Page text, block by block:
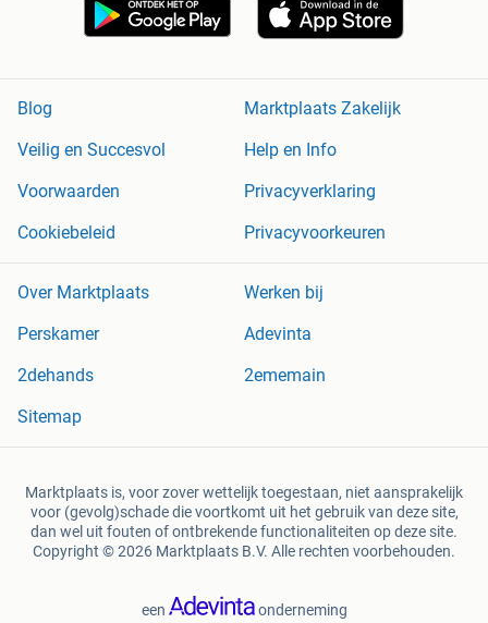
Blog
Marktplaats Zakelijk
Veilig en Succesvol
Help en Info
Voorwaarden
Privacyverklaring
Cookiebeleid
Privacyvoorkeuren
Over Marktplaats
Werken bij
Perskamer
Adevinta
2dehands
2ememain
Sitemap
Marktplaats is, voor zover wettelijk toegestaan, niet aansprakelijk
voor (gevolg)schade die voortkomt uit het gebruik van deze site,
dan wel uit fouten of ontbrekende functionaliteiten op deze site.
Copyright © 2026 Marktplaats B.V. Alle rechten voorbehouden.
een onderneming